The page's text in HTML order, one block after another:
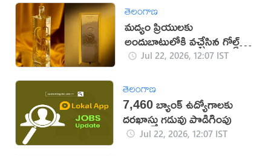
తెలంగాణ
మద్యం ప్రియులకు
అందుబాటులోకి వచ్చేసిన గోల్డ్‌
వోడ్కా!Jul 22, 2026, 12:07 IST
తెలంగాణ
7,460 బ్యాంక్ ఉద్యోగాలకు
దరఖాస్తు గడువు పొడిగింపు
Jul 22, 2026, 12:07 IST